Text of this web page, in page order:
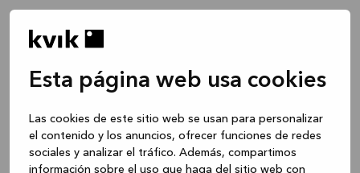
Esta página web usa cookies
Las cookies de este sitio web se usan para personalizar
el contenido y los anuncios, ofrecer funciones de redes
sociales y analizar el tráfico. Además, compartimos
información sobre el uso que haga del sitio web con